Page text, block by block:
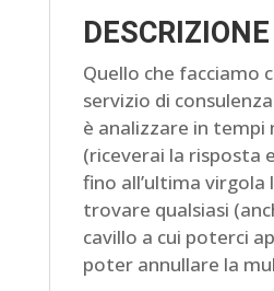
DESCRIZIONE
Quello che facciamo
servizio di
è analizzare in
(riceverai la risposta
fino all’ultima
trovare qualsiasi
cavillo a cui poterci
poter annullare la